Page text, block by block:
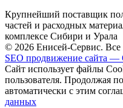
Крупнейший поставщик
частей и расходных
комплексе Сибири и Урала
© 2026 Енисей-Сервис.
SEO продвижение сайта
Сайт использует файлы
пользователя. Продолжая
автоматически с этим
данных